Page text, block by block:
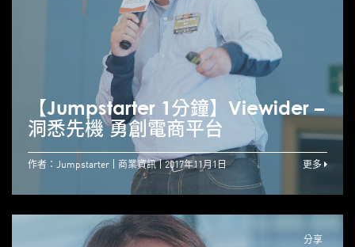
【Jumpstarter 1分鐘】Viewider –
洞悉先機 勇創電商平台
作者：Jumpstarter 商業資訊 2017年11月1日 更多
分享